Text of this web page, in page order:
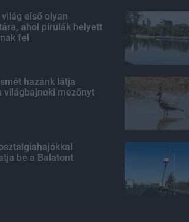
első olyan
ahol pirulák helyett
fel
hazánk látja
világbajnoki mezőnyt
be a Balatont